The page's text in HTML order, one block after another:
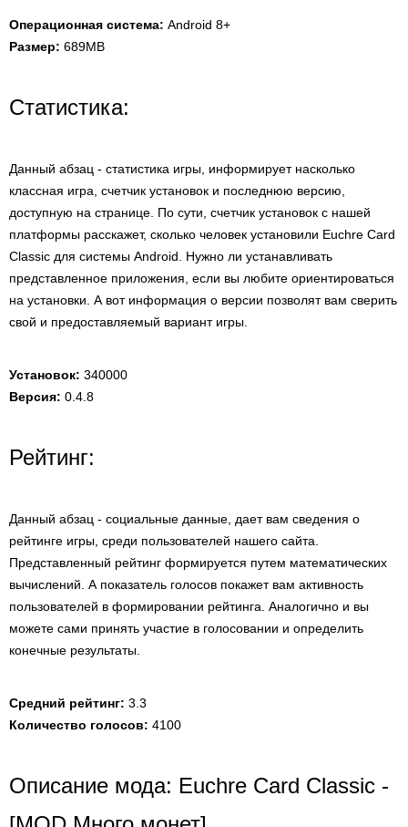
Операционная система: Android 8+
Размер: 689MB
Статистика:
Данный абзац - статистика игры, информирует насколько
классная игра, счетчик установок и последнюю версию,
доступную на странице. По сути, счетчик установок с нашей
платформы расскажет, сколько человек установили Euchre Card
Classic для системы Android. Нужно ли устанавливать
представленное приложения, если вы любите ориентироваться
на установки. А вот информация о версии позволят вам сверить
свой и предоставляемый вариант игры.
Установок: 340000
Версия: 0.4.8
Рейтинг:
Данный абзац - социальные данные, дает вам сведения о
рейтинге игры, среди пользователей нашего сайта.
Представленный рейтинг формируется путем математических
вычислений. А показатель голосов покажет вам активность
пользователей в формировании рейтинга. Аналогично и вы
можете сами принять участие в голосовании и определить
конечные результаты.
Средний рейтинг: 3.3
Количество голосов: 4100
Описание мода: Euchre Card Classic -